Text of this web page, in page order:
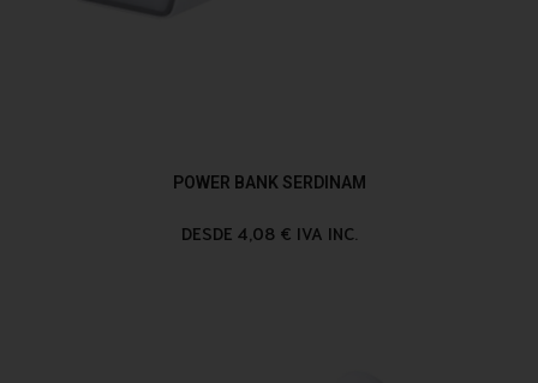
POWER BANK SERDINAM
DESDE 4,08 € IVA INC.